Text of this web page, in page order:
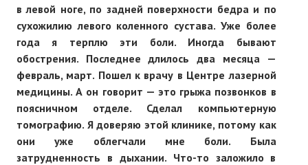
в левой ноге, по задней поверхности бедра и по
сухожилию левого коленного сустава. Уже более
года я терплю эти боли. Иногда бывают
обострения. Последнее длилось два месяца —
февраль, март. Пошел к врачу в Центре лазерной
медицины. А он говорит — это грыжа позвонков в
поясничном отделе. Сделал компьютерную
томографию. Я доверяю этой клинике, потому как
они уже облегчали мне боли. Была
затрудненность в дыхании. Что-то заложило в